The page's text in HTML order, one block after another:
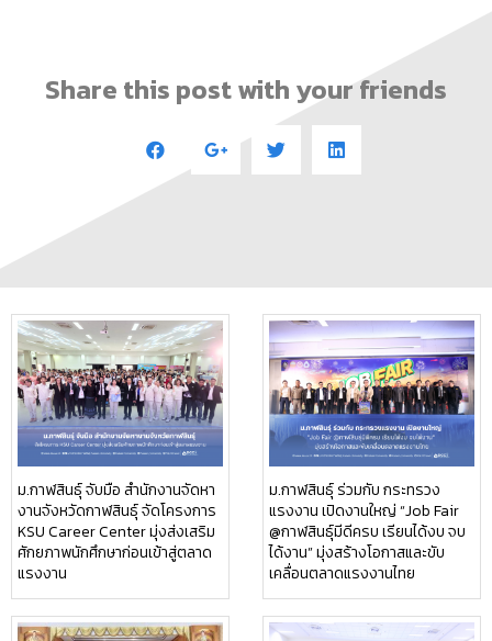
Share this post with your friends
ม.กาฬสินธุ์ จับมือ สำนักงานจัดหา
งานจังหวัดกาฬสินธุ์ จัดโครงการ
KSU Career Center มุ่งส่งเสริม
ศักยภาพนักศึกษาก่อนเข้าสู่ตลาด
แรงงาน
ม.กาฬสินธุ์ ร่วมกับ กระทรวง
แรงงาน เปิดงานใหญ่ “Job Fair
@กาฬสินธุ์มีดีครบ เรียนได้งบ จบ
ได้งาน” มุ่งสร้างโอกาสและขับ
เคลื่อนตลาดแรงงานไทย